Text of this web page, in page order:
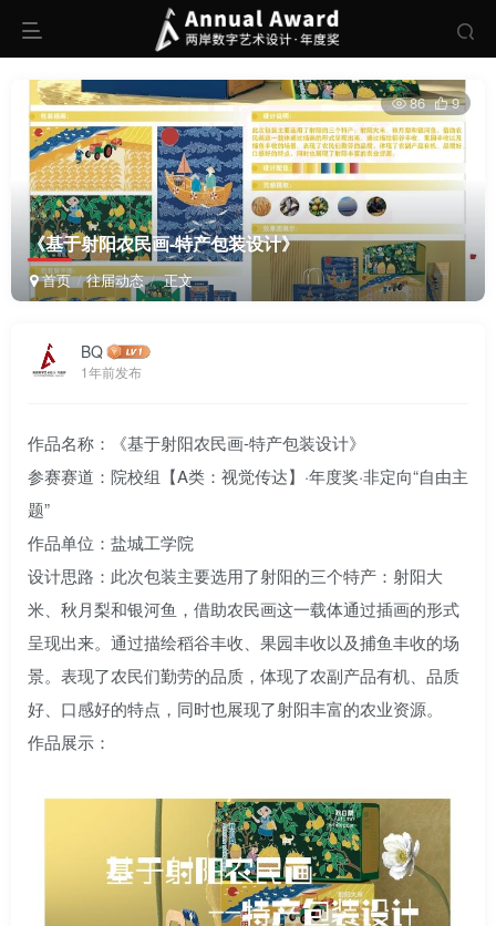
《基于射阳农民画-特产包装设计》
首页 往届动态 正文
86 9
BQ
1年前发布
作品名称：《基于射阳农民画-特产包装设计》
参赛赛道：院校组【A类：视觉传达】·年度奖·非定向“自由主
题”
作品单位：盐城工学院
设计思路：此次包装主要选用了射阳的三个特产：射阳大
米、秋月梨和银河鱼，借助农民画这一载体通过插画的形式
呈现出来。通过描绘稻谷丰收、果园丰收以及捕鱼丰收的场
景。表现了农民们勤劳的品质，体现了农副产品有机、品质
好、口感好的特点，同时也展现了射阳丰富的农业资源。
作品展示：